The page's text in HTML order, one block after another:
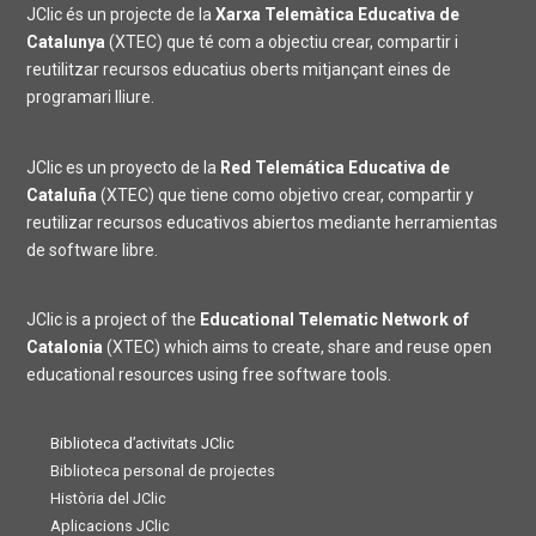
JClic és un projecte de la Xarxa Telemàtica Educativa de
Catalunya (XTEC) que té com a objectiu crear, compartir i
reutilitzar recursos educatius oberts mitjançant eines de
programari lliure.
JClic es un proyecto de la Red Telemática Educativa de
Cataluña (XTEC) que tiene como objetivo crear, compartir y
reutilizar recursos educativos abiertos mediante herramientas
de software libre.
JClic is a project of the Educational Telematic Network of
Catalonia (XTEC) which aims to create, share and reuse open
educational resources using free software tools.
Biblioteca d’activitats JClic
Biblioteca personal de projectes
Història del JClic
Aplicacions JClic